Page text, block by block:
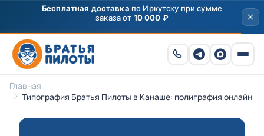
Главная
Типография Братья Пилоты в Канаше: полиграфия онлайн